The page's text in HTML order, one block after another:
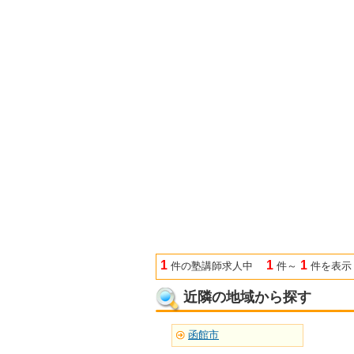
1 件の塾講師求人中 1 件～ 1 件を表示
近隣の地域から探す
函館市